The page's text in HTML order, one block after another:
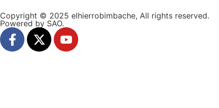
Copyright © 2025 elhierrobimbache, All rights reserved.
Powered by SAO.